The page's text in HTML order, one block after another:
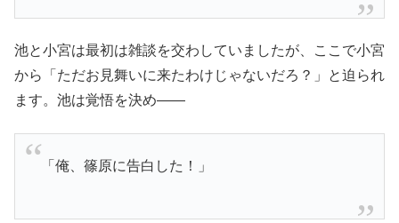
池と小宮は最初は雑談を交わしていましたが、ここで小宮
から「ただお見舞いに来たわけじゃないだろ？」と迫られ
ます。池は覚悟を決め――
「俺、篠原に告白した！」